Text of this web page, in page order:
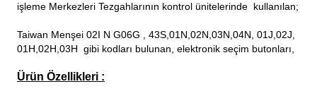
Membranı
işleme Merkezleri Tezgahlarının kontrol ünitelerinde kullanılan;
Taiwan Menşei 02I N G06G , 43S,01N,02N,03N,04N, 01J,02J,
01H,02H,03H gibi kodları bulunan, elektronik seçim butonları,
Ürün Özellikleri :